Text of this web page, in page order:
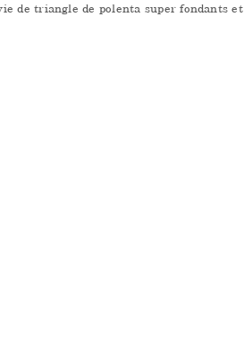
de triangle de polenta super fondants et